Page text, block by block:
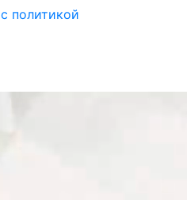
политикой